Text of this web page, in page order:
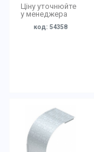
Ціну уточнюйте
у менеджера
код: 54358